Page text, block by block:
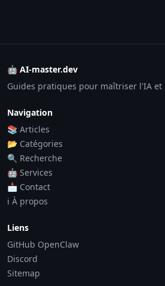
🤖 AI-master.dev
Guides pratiques pour maîtriser l'IA et
Navigation
📚 Articles
📂 Catégories
🔍 Recherche
🤖 Services
📩 Contact
ℹ️ À propos
Liens
GitHub OpenClaw
Discord
Sitemap